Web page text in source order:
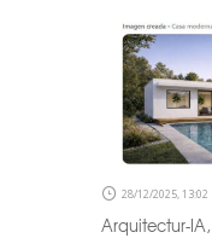
28/12/2025, 13:02
Arquitectur-